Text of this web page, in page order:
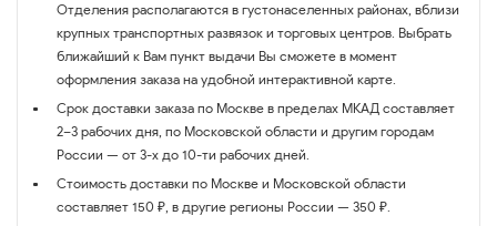
Отделения располагаются в густонаселенных районах, вблизи
крупных транспортных развязок и торговых центров. Выбрать
ближайший к Вам пункт выдачи Вы сможете в момент
оформления заказа на удобной интерактивной карте.
Срок доставки заказа по Москве в пределах МКАД составляет
2–3 рабочих дня, по Московской области и другим городам
России — от 3-х до 10-ти рабочих дней.
Стоимость доставки по Москве и Московской области
составляет 150 ₽, в другие регионы России — 350 ₽.